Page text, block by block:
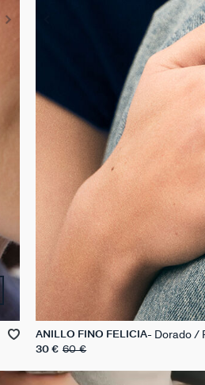
ANILLO FINO FELICIA Dorado /
30 € 60 €